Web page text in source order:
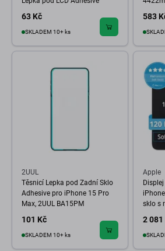
63 Kč
SKLADEM 10+ ks
583
2UUL
Těsnicí Lepka pod Zadní Sklo
Adhesive pro iPhone 15 Pro
Max, 2UUL BA15PM
101 Kč
SKLADEM 10+ ks
Apple
sklo s
2 081